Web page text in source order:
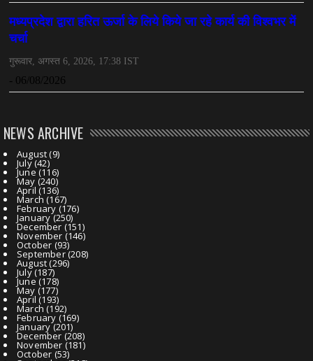
NEWS ARCHIVE
August(9)
July(42)
June(116)
May (240)
April (136)
March (167)
February (176)
January(250)
December (151)
November (146)
October (93)
September(208)
August(296)
July(187)
June(178)
May (177)
April (193)
March (192)
February (169)
January(201)
December (208)
November (181)
October (53)